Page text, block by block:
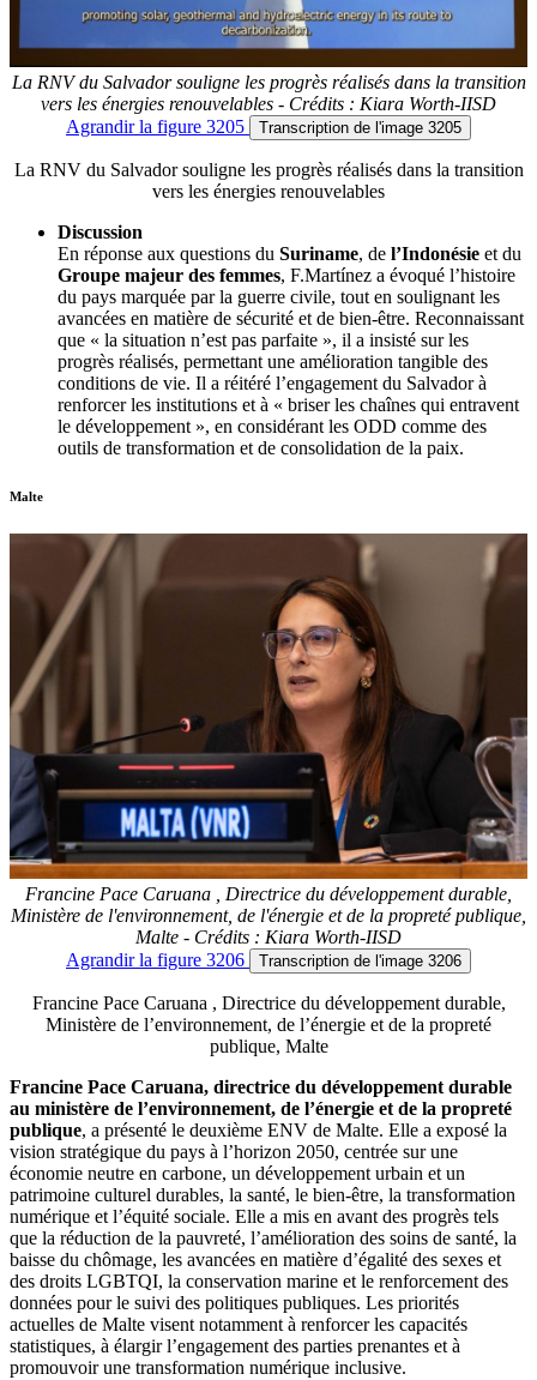
La RNV du Salvador souligne les progrès réalisés dans la transition
vers les énergies renouvelables - Crédits : Kiara Worth-IISD
Agrandirla figure 3205 Transcription de l'image 3205
La RNV du Salvador souligne les progrès réalisés dans la transition
vers les énergies renouvelables
Discussion
En réponse aux questions du Suriname, de l’Indonésie et du
Groupe majeur des femmes, F.Martínez a évoqué l’histoire
du pays marquée par la guerre civile, tout en soulignant les
avancées en matière de sécurité et de bien-être. Reconnaissant
que « la situation n’est pas parfaite », il a insisté sur les
progrès réalisés, permettant une amélioration tangible des
conditions de vie. Il a réitéré l’engagement du Salvador à
renforcer les institutions et à « briser les chaînes qui entravent
le développement », en considérant les ODD comme des
outils de transformation et de consolidation de la paix.
Malte
Francine Pace Caruana , Directrice du développement durable,
Ministère de l'environnement, de l'énergie et de la propreté publique,
Malte - Crédits : Kiara Worth-IISD
Agrandirla figure 3206 Transcription de l'image 3206
Francine Pace Caruana , Directrice du développement durable,
Ministère de l’environnement, de l’énergie et de la propreté
publique, Malte
Francine Pace Caruana, directrice du développement durable
au ministère de l’environnement, de l’énergie et de la propreté
publique, a présenté le deuxième ENV de Malte. Elle a exposé la
vision stratégique du pays à l’horizon 2050, centrée sur une
économie neutre en carbone, un développement urbain et un
patrimoine culturel durables, la santé, le bien-être, la transformation
numérique et l’équité sociale. Elle a mis en avant des progrès tels
que la réduction de la pauvreté, l’amélioration des soins de santé, la
baisse du chômage, les avancées en matière d’égalité des sexes et
des droits LGBTQI, la conservation marine et le renforcement des
données pour le suivi des politiques publiques. Les priorités
actuelles de Malte visent notamment à renforcer les capacités
statistiques, à élargir l’engagement des parties prenantes et à
promouvoir une transformation numérique inclusive.